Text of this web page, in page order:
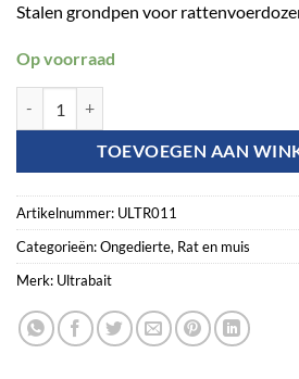
Stalen grondpen voor
Op voorraad
TOEVOEGEN AAN
Artikelnummer: ULTR011
Categorieën:Ongedierte, Rat en muis
Merk: Ultrabait